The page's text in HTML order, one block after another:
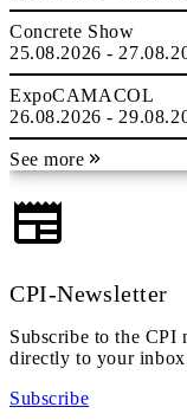
Concrete Show
25.08.2026 -
ExpoCAMACOL
26.08.2026 -
See more
CPI-Newsletter
Subscribe to the CPI
directly to your
Subscribe